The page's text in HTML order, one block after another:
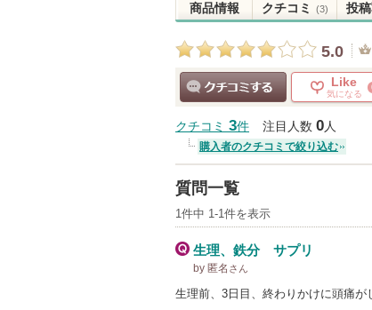
商品情報 クチコミ (3) 投
5.0
Like
気になる
クチコミ 3件 注目人数 0人
購入者のクチコミで絞り込む
質問一覧
1件中 1-1件を表示
生理、鉄分 サプリ
by 匿名 さん
生理前、3日目、終わりかけに頭痛